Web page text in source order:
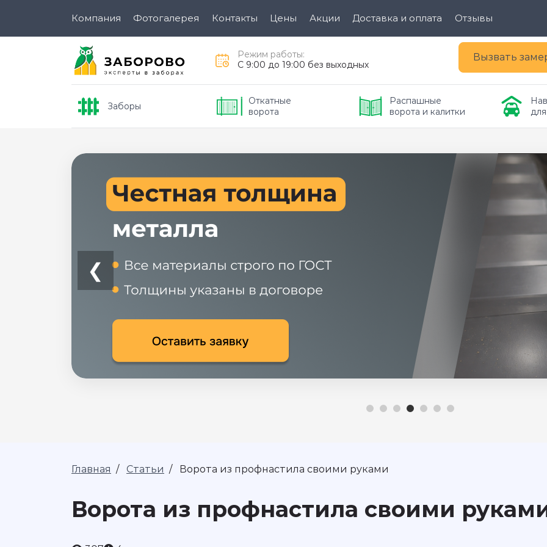
Компания Фотогалерея Контакты Цены Акции Доставка и оплата Отзывы
Режим работы:
C 9:00 до 19:00 без выходных
Вызвать
Заборы
Откатные
ворота
Распашные
ворота и калитки
❮
Главная / Статьи / Ворота из профнастила своими руками
Ворота из профнастила своими